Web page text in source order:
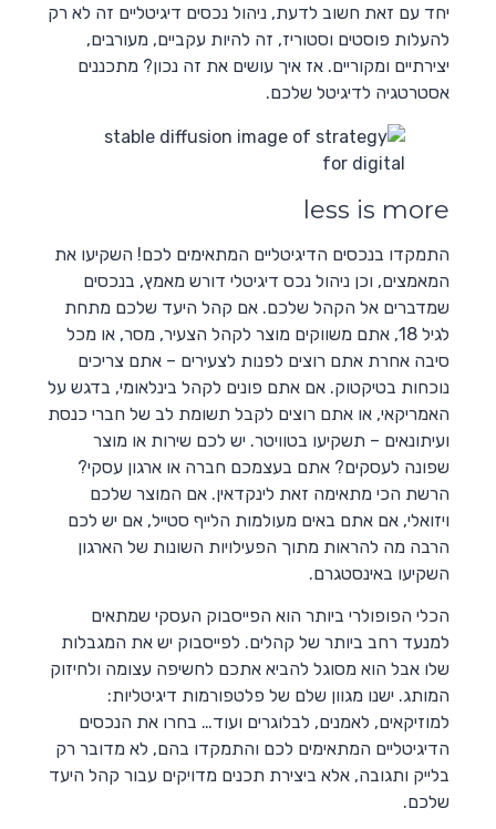
יחד עם זאת חשוב לדעת, ניהול נכסים דיגיטליים זה לא רק
להעלות פוסטים וסטוריז, זה להיות עקביים, מעורבים,
יצירתיים ומקוריים. אז איך עושים את זה נכון? מתכננים
אסטרטגיה לדיגיטל שלכם.
less is more
התמקדו בנכסים הדיגיטליים המתאימים לכם! השקיעו את
המאמצים, וכן ניהול נכס דיגיטלי דורש מאמץ, בנכסים
שמדברים אל הקהל שלכם. אם קהל היעד שלכם מתחת
לגיל 18, אתם משווקים מוצר לקהל הצעיר, מסר, או מכל
סיבה אחרת אתם רוצים לפנות לצעירים – אתם צריכים
נוכחות בטיקטוק. אם אתם פונים לקהל בינלאומי, בדגש על
האמריקאי, או אתם רוצים לקבל תשומת לב של חברי כנסת
ועיתונאים – תשקיעו בטוויטר. יש לכם שירות או מוצר
שפונה לעסקים? אתם בעצמכם חברה או ארגון עסקי?
הרשת הכי מתאימה זאת לינקדאין. אם המוצר שלכם
ויזואלי, אם אתם באים מעולמות הלייף סטייל, אם יש לכם
הרבה מה להראות מתוך הפעילויות השונות של הארגון
השקיעו באינסטגרם.
הכלי הפופולרי ביותר הוא הפייסבוק העסקי שמתאים
למנעד רחב ביותר של קהלים. לפייסבוק יש את המגבלות
שלו אבל הוא מסוגל להביא אתכם לחשיפה עצומה ולחיזוק
המותג. ישנו מגוון שלם של פלטפורמות דיגיטליות:
למוזיקאים, לאמנים, לבלוגרים ועוד… בחרו את הנכסים
הדיגיטליים המתאימים לכם והתמקדו בהם, לא מדובר רק
בלייק ותגובה, אלא ביצירת תכנים מדויקים עבור קהל היעד
שלכם.